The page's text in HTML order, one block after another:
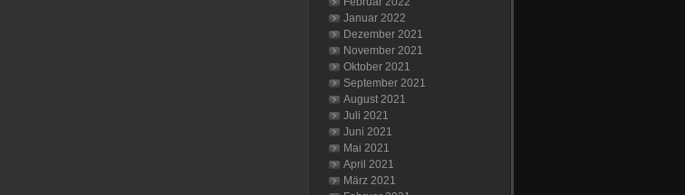
Januar 2022
Dezember 2021
November 2021
Oktober 2021
September 2021
August 2021
Juli 2021
Juni 2021
Mai 2021
April 2021
März 2021